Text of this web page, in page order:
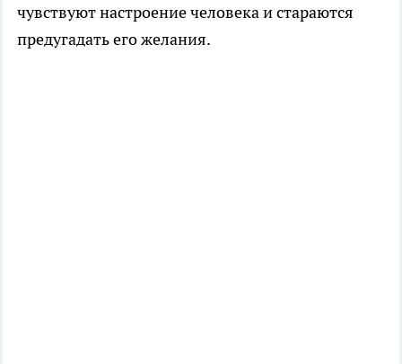
чувствуют настроение человека и стараются
предугадать его желания.